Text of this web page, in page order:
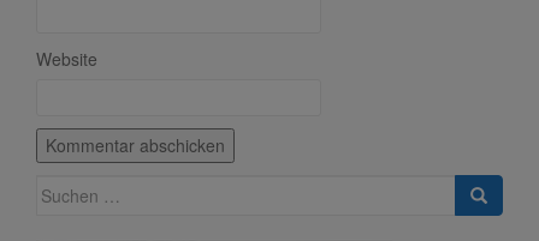
Website
Suche